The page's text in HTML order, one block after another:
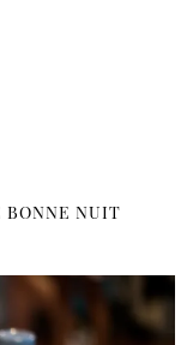
BONNE NUIT